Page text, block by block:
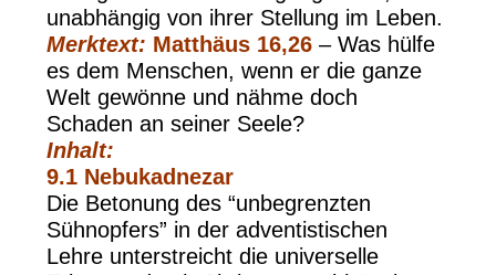
unabhängig von ihrer Stellung im Leben.
Merktext: Matthäus 16,26– Was hülfe
es dem Menschen, wenn er die ganze
Welt gewönne und nähme doch
Schaden an seiner Seele?
Inhalt:
9.1 Nebukadnezar
Die Betonung des “unbegrenzten
Sühnopfers” in der adventistischen
Lehre unterstreicht die universelle